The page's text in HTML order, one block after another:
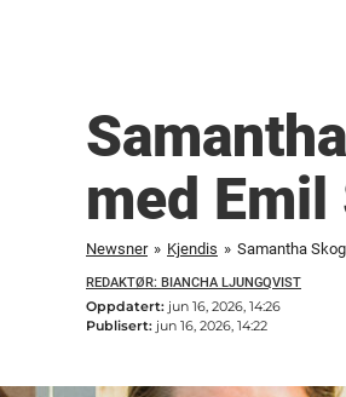
med Emil
Newsner » Kjendis » Samantha
REDAKTØR: BIANCHA LJUNGQVIST
Oppdatert: jun 16, 2026, 14:26
Publisert: jun 16, 2026, 14:22